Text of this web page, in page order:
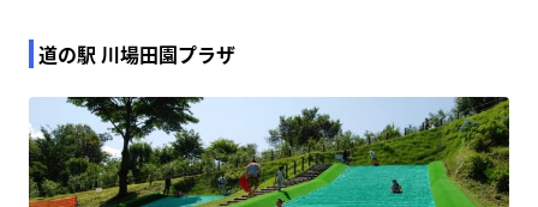
道の駅 川場田園プラザ